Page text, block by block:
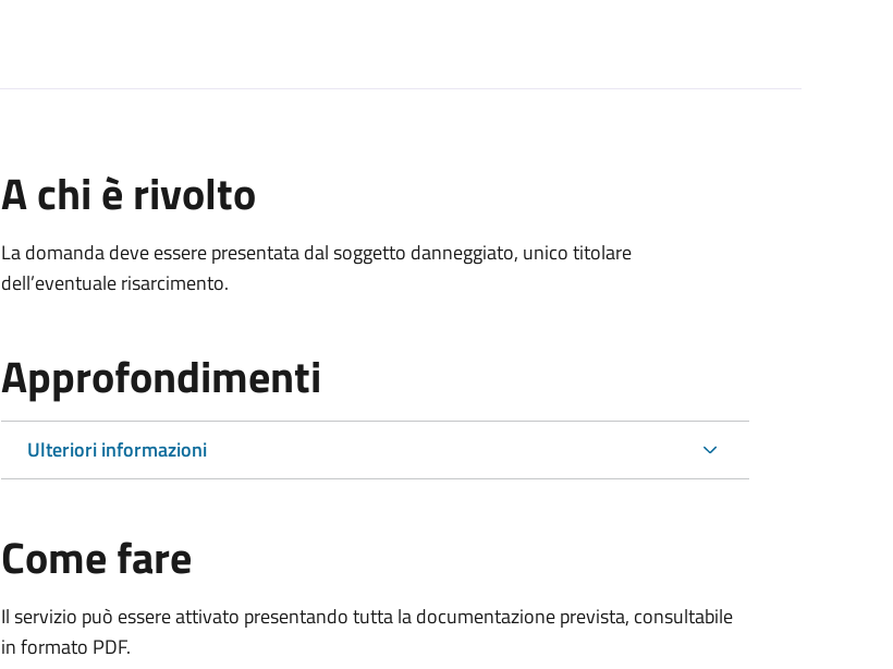
A chi è rivolto
La domanda deve essere presentata dal soggetto danneggiato, unico titolare
dell’eventuale risarcimento.
Approfondimenti
Ulteriori informazioni
Come fare
Il servizio può essere attivato presentando tutta la documentazione prevista, consultabile
in formato PDF.